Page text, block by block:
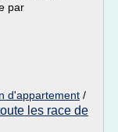
par
d'appartement /
les race de